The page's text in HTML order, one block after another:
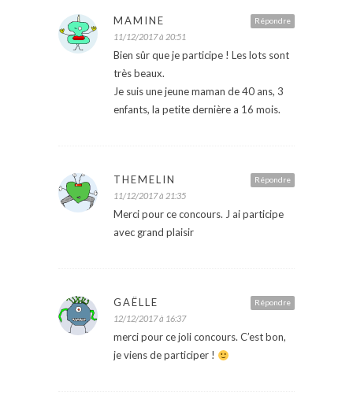
Répondre
MAMINE
11/12/2017 à 20:51
Bien sûr que je participe ! Les lots sont
très beaux.
Je suis une jeune maman de 40 ans, 3
enfants, la petite dernière a 16 mois.
Répondre
THEMELIN
11/12/2017 à 21:35
Merci pour ce concours. J ai participe
avec grand plaisir
Répondre
GAËLLE
12/12/2017 à 16:37
merci pour ce joli concours. C’est bon,
je viens de participer !